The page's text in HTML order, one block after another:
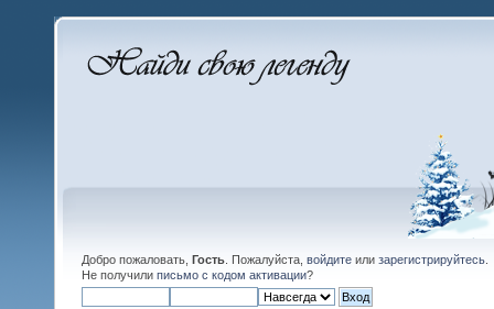
Добро пожаловать, Гость . Пожалуйста, войдите или зарегистрируйтесь
Не получили письмо с кодом активации?